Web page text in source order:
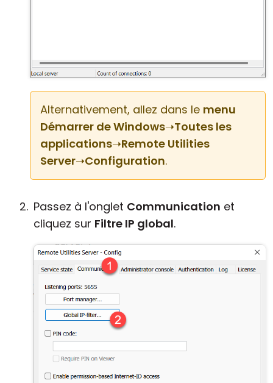
Alternativement, allez dans le menu
Démarrer de Windows➝Toutes les
applications➝Remote Utilities
Server➝Configuration.
Passez à l'onglet Communication et
cliquez sur Filtre IP global.